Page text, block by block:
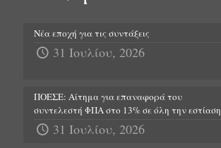
Νέα εποχή για τις συντάξεις
31 Ιουλίου, 2026
ΠΟΕΣΕ: Αίτημα για επαναφορά του
συντελεστή ΦΠΑ στο 13% σε όλη την εστίαση
31 Ιουλίου, 2026